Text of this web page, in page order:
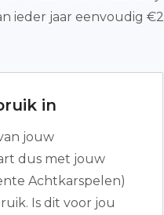
ieder jaar eenvoudig
in
jouw
dus met jouw
Achtkarspelen)
Is dit voor jou